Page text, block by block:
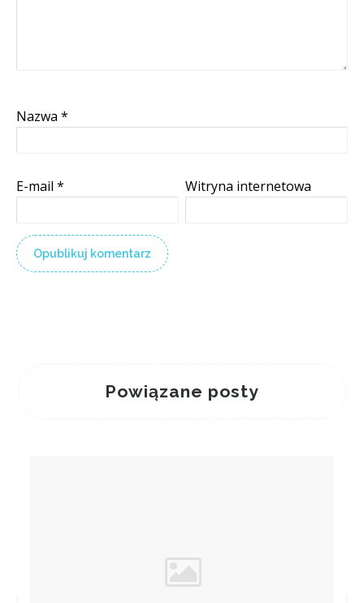
Nazwa *
E-mail * Witryna internetowa
Powiązane posty